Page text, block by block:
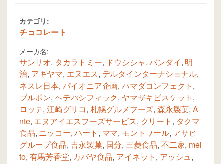
カテゴリ:
チョコレート
メーカ名:
サンリオ, タカラトミー, ドウシシャ, バンダイ, 明
治, アキヤマ, エヌエス, デルタインターナショナル,
ネスレ日本, パイオニア企画, ハマダコンフェクト ,
ブルボン, ヘテパシフィック, ヤマザキビスケット ,
ロッテ, 江崎グリコ, 札幌グルメフーズ, 森永製菓, A
nte, エヌアイエスフーズサービス, クリート , タクマ
食品, ニッコー, ハート , ママ, モントワール, アサヒ
グループ食品, 吉永製菓, 国分, 三菱食品, 不二家, mei
to, 有馬芳香堂, カバヤ食品, アイネット , アッシュ,